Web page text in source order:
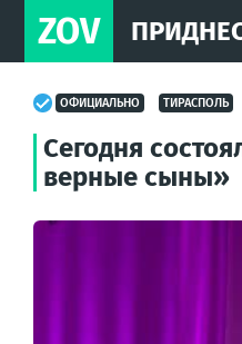
ZOV
ОФИЦИАЛЬНО ТИРАСПОЛЬ
Сегодня
верные сыны»